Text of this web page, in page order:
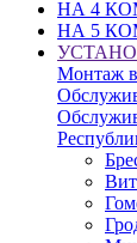
НА 4
НА 5
Монтаж